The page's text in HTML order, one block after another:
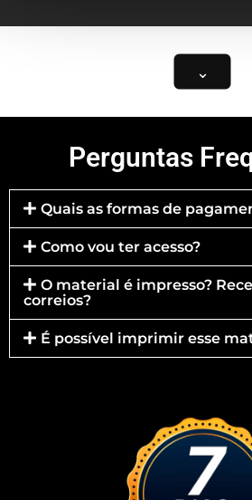
⌄
Perguntas
Quais as formas de
Como vou ter acesso?
O material é impresso?
correios?
É possível imprimir esse